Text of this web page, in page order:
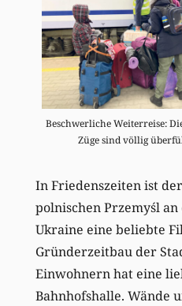
Beschwerliche Weiterreise:
Züge sind völlig
In Friedenszeiten ist
polnischen Przemyśl
Ukraine eine beliebte
Gründerzeitbau der
Einwohnern hat eine
Bahnhofshalle. Wände